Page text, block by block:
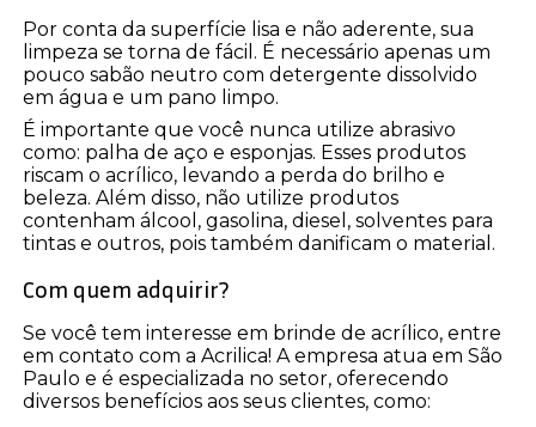
Por conta da superfície lisa e não aderente, sua
limpeza se torna de fácil. É necessário apenas um
pouco sabão neutro com detergente dissolvido
em água e um pano limpo.
É importante que você nunca utilize abrasivo
como: palha de aço e esponjas. Esses produtos
riscam o acrílico, levando a perda do brilho e
beleza. Além disso, não utilize produtos
contenham álcool, gasolina, diesel, solventes para
tintas e outros, pois também danificam o material.
Com quem adquirir?
Se você tem interesse em brinde de acrílico, entre
em contato com a Acrilica! A empresa atua em São
Paulo e é especializada no setor, oferecendo
diversos benefícios aos seus clientes, como: